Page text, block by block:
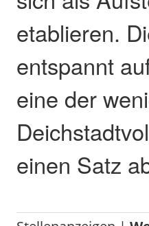
etablieren.
entspannt
eine der
einen Satz